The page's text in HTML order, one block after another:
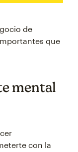
de
que
mental
con la